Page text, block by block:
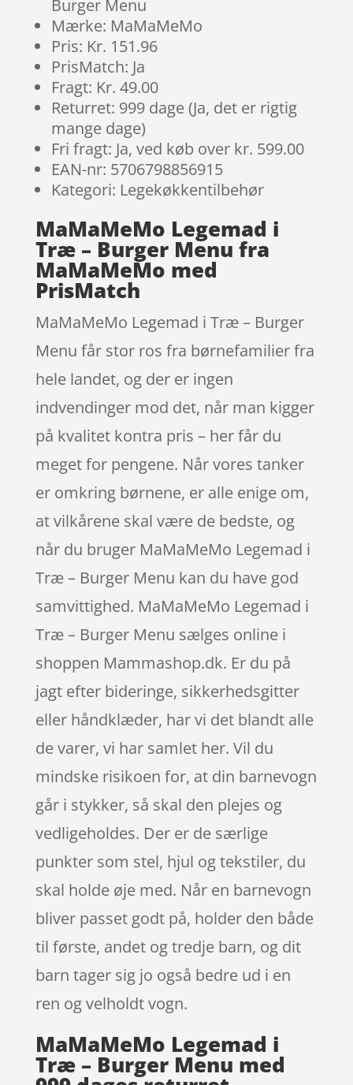
Burger Menu
Mærke: MaMaMeMo
Pris: Kr. 151.96
PrisMatch: Ja
Fragt: Kr. 49.00
Returret: 999 dage (Ja, det er rigtig
mange dage)
Fri fragt: Ja, ved køb over kr. 599.00
EAN-nr: 5706798856915
Kategori: Legekøkkentilbehør
MaMaMeMo Legemad i
Træ – Burger Menu fra
MaMaMeMo med
PrisMatch
MaMaMeMo Legemad i Træ – Burger
Menu får stor ros fra børnefamilier fra
hele landet, og der er ingen
indvendinger mod det, når man kigger
på kvalitet kontra pris – her får du
meget for pengene. Når vores tanker
er omkring børnene, er alle enige om,
at vilkårene skal være de bedste, og
når du bruger MaMaMeMo Legemad i
Træ – Burger Menu kan du have god
samvittighed. MaMaMeMo Legemad i
Træ – Burger Menu sælges online i
shoppen Mammashop.dk. Er du på
jagt efter bideringe, sikkerhedsgitter
eller håndklæder, har vi det blandt alle
de varer, vi har samlet her. Vil du
mindske risikoen for, at din barnevogn
går i stykker, så skal den plejes og
vedligeholdes. Der er de særlige
punkter som stel, hjul og tekstiler, du
skal holde øje med. Når en barnevogn
bliver passet godt på, holder den både
til første, andet og tredje barn, og dit
barn tager sig jo også bedre ud i en
ren og velholdt vogn.
MaMaMeMo Legemad i
Træ – Burger Menu med